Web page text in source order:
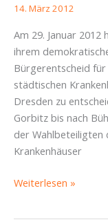
14. März 2012
Am 29. Januar
ihrem
Bürgerentscheid
städtischen
Dresden zu
Gorbitz bis nach
der Wahlbeteiligten
Krankenhäuser
Bürgerentscheid
Weiterlesen »